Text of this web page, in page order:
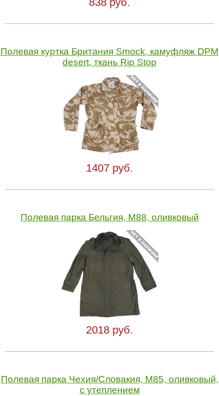
Полевая куртка Британия Smock, камуфляж DPM
desert, ткань Rip Stop
1407 руб.
Полевая парка Бельгия, M88, оливковый
2018 руб.
Полевая парка Чехия/Словакия, M85, оливковый,
с утеплением